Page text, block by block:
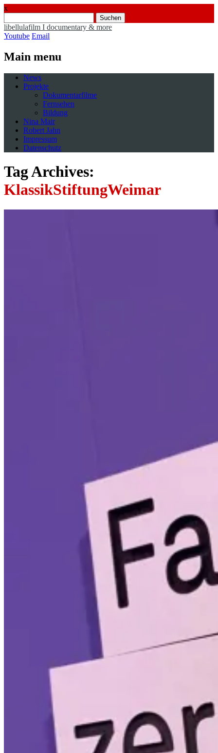
x
nach:
libellulafilm I documentary & more
Youtube Email
Main menu
Skip
News
Projekte
Dokumentarfilme
Fernsehen
Bildung
Nina Mair
Robert Jahn
Impressum
Datenschutz
Tag Archives:
KlassikStiftungWeimar